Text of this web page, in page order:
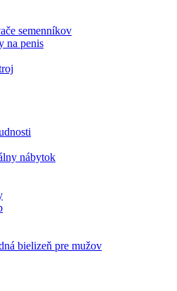
semenníkov
na penis
nábytok
bielizeň pre mužov